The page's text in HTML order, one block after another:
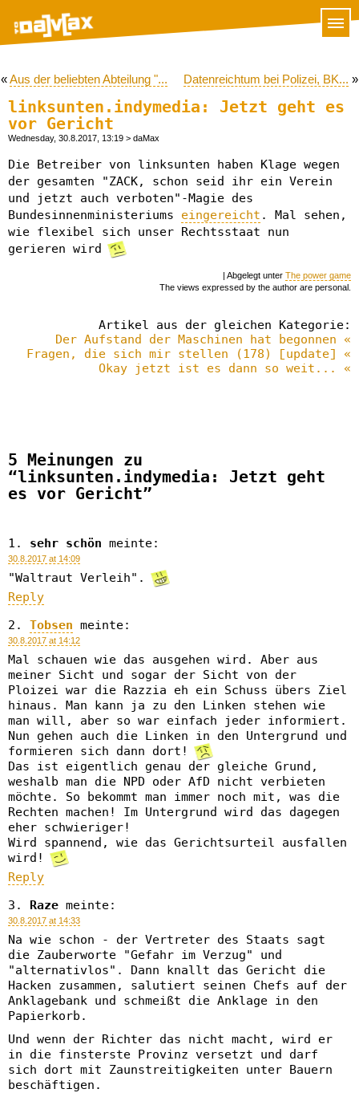
«Aus der beliebten Abteilung "... Datenreichtum bei Polizei, BK... »
linksunten.indymedia: Jetzt geht es
vor Gericht
Wednesday, 30.8.2017, 13:19 > daMax
Die Betreiber von linksunten haben Klage wegen
der gesamten "ZACK, schon seid ihr ein Verein
und jetzt auch verboten"-Magie des
Bundesinnenministeriums eingereicht . Mal sehen,
wie flexibel sich unser Rechtsstaat nun
gerieren wird
| Abgelegt unter The power game
The views expressed by the author are personal.
Artikel aus der gleichen Kategorie:
Der Aufstand der Maschinen hat begonnen «
Fragen, die sich mir stellen (178) [update] «
Okay jetzt ist es dann so weit... «
5 Meinungen zu
“linksunten.indymedia: Jetzt geht
es vor Gericht”
sehr schön meinte:
30.8.2017 at 14:09
"Waltraut Verleih".
Reply
Tobsen meinte:
30.8.2017 at 14:12
Mal schauen wie das ausgehen wird. Aber aus
meiner Sicht und sogar der Sicht von der
Ploizei war die Razzia eh ein Schuss übers Ziel
hinaus. Man kann ja zu den Linken stehen wie
man will, aber so war einfach jeder informiert.
Nun gehen auch die Linken in den Untergrund und
formieren sich dann dort!
Das ist eigentlich genau der gleiche Grund,
weshalb man die NPD oder AfD nicht verbieten
möchte. So bekommt man immer noch mit, was die
Rechten machen! Im Untergrund wird das dagegen
eher schwieriger!
Wird spannend, wie das Gerichtsurteil ausfallen
wird!
Reply
Raze meinte:
30.8.2017 at 14:33
Na wie schon - der Vertreter des Staats sagt
die Zauberworte "Gefahr im Verzug" und
"alternativlos". Dann knallt das Gericht die
Hacken zusammen, salutiert seinen Chefs auf der
Anklagebank und schmeißt die Anklage in den
Papierkorb.
Und wenn der Richter das nicht macht, wird er
in die finsterste Provinz versetzt und darf
sich dort mit Zaunstreitigkeiten unter Bauern
beschäftigen.